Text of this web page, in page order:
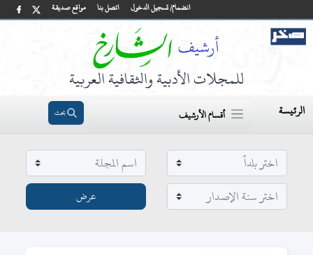
مواقع صديقة اتصل بنا انضمام/ تسجيل الدخول
للمجلات الأدبية والثقافية العربية
الرئيسة أقسام الأرشيف بحث